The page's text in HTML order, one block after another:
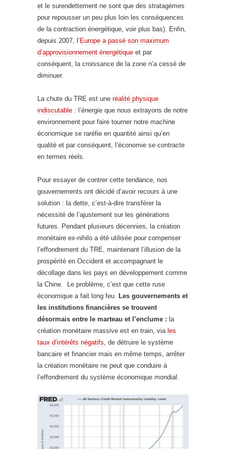
et le surendettement ne sont que des stratagèmes
pour repousser un peu plus loin les conséquences
de la contraction énergétique, voir plus bas). Enfin,
depuis 2007, l’ Europe a passé son maximum
d’approvisionnement énergétique et par
conséquent, la croissance de la zone n’a cessé de
diminuer.
La chute du TRE est une réalité physique
indiscutable : l’énergie que nous extrayons de notre
environnement pour faire tourner notre machine
économique se raréfie en quantité ainsi qu’en
qualité et par conséquent, l’économie se contracte
en termes réels.
Pour essayer de contrer cette tendance, nos
gouvernements ont décidé d’avoir recours à une
solution : la dette, c’est-à-dire transférer la
nécessité de l’ajustement sur les générations
futures. Pendant plusieurs décennies, la création
monétaire ex-nihilo a été utilisée pour compenser
l’effondrement du TRE, maintenant l’illusion de la
prospérité en Occident et accompagnant le
décollage dans les pays en développement comme
la Chine. Le problème, c’est que cette ruse
économique a fait long feu. Les gouvernements et
les institutions financières se trouvent
désormais entre le marteau et l’enclume : la
création monétaire massive est en train, via les
taux d’intérêts négatifs, de détruire le système
bancaire et financier mais en même temps, arrêter
la création monétaire ne peut que conduire à
l’effondrement du système économique mondial.